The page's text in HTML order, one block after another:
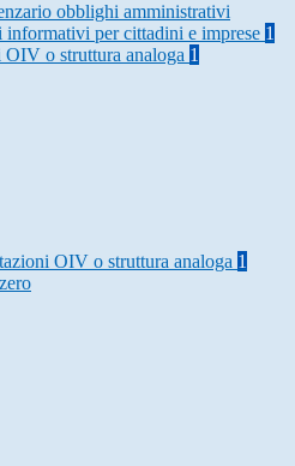
obblighi amministrativi
informativi per cittadini e imprese 1
OIV o struttura analoga 1
OIV o struttura analoga 1